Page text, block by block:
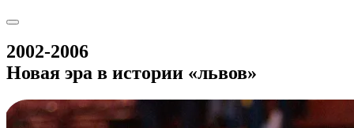
2002-2006
Новая эра в истории «львов»